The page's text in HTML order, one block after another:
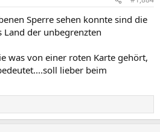
Sperre sehen konnte sind die
Land der unbegrenzten
was von einer roten Karte gehört,
lieber beim